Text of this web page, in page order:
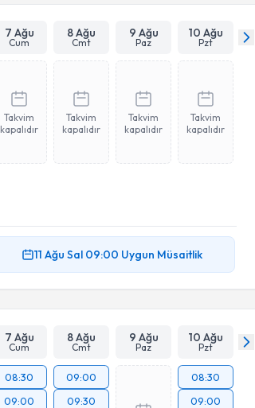
7 Ağu
Cum
8 Ağu
Cmt
9 Ağu
Paz
10 Ağu
Pzt
Takvim
kapalıdır
Takvim
kapalıdır
Takvim
kapalıdır
Takvim
kapalıdır
11 Ağu Sal 09:00 Uygun Müsaitlik
7 Ağu
Cum
8 Ağu
Cmt
9 Ağu
Paz
10 Ağu
Pzt
08:30
09:00
09:00
09:30
08:30
09:00